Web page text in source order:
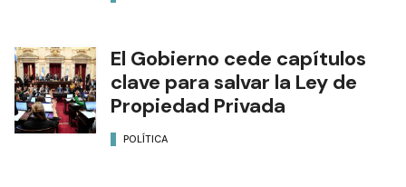
El Gobierno cede capítulos
clave para salvar la Ley de
Propiedad Privada
POLÍTICA